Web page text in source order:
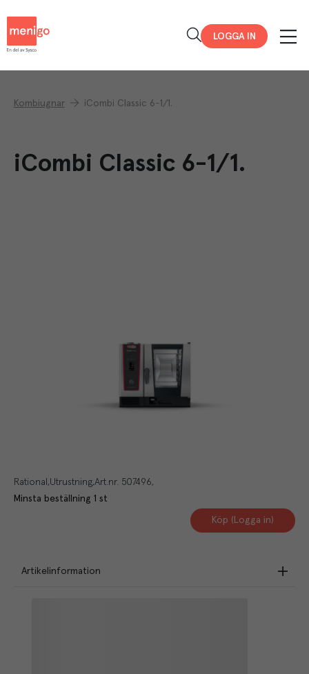
LOGGA IN
Kombiugnar iCombi Classic 6-1/1.
iCombi Classic 6-1/1.
Rational Utrustning Art.nr. 507496
Minsta beställning 1 st
Köp (Logga in)
Artikelinformation